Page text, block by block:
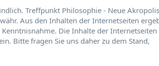
Treffpunkt Philosophie - Neue Akropolis
Aus den Inhalten der Internetseiten
Die Inhalte der Internetseiten
Bitte fragen Sie uns daher zu dem Stand,